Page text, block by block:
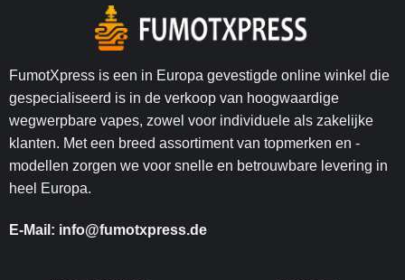
FumotXpress is een in Europa gevestigde online winkel die
gespecialiseerd is in de verkoop van hoogwaardige
wegwerpbare vapes, zowel voor individuele als zakelijke
klanten. Met een breed assortiment van topmerken en -
modellen zorgen we voor snelle en betrouwbare levering in
heel Europa.
E-Mail: info@fumotxpress.de